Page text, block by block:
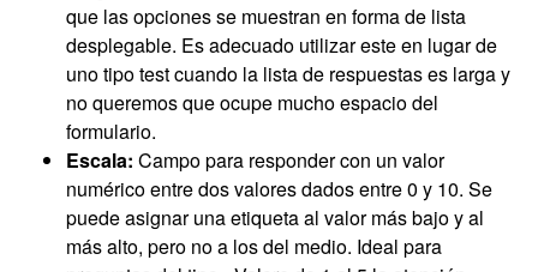
que las opciones se muestran en forma de lista
desplegable. Es adecuado utilizar este en lugar de
uno tipo test cuando la lista de respuestas es larga y
no queremos que ocupe mucho espacio del
formulario.
Escala: Campo para responder con un valor
numérico entre dos valores dados entre 0 y 10. Se
puede asignar una etiqueta al valor más bajo y al
más alto, pero no a los del medio. Ideal para